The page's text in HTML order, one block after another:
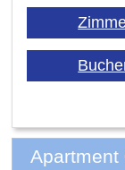
Apartment